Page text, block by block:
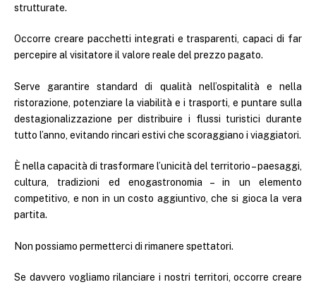
strutturate.
Occorre creare pacchetti integrati e trasparenti, capaci di far
percepire al visitatore il valore reale del prezzo pagato.
Serve garantire standard di qualità nell’ospitalità e nella
ristorazione, potenziare la viabilità e i trasporti, e puntare sulla
destagionalizzazione per distribuire i flussi turistici durante
tutto l’anno, evitando rincari estivi che scoraggiano i viaggiatori.
È nella capacità di trasformare l’unicità del territorio – paesaggi,
cultura, tradizioni ed enogastronomia – in un elemento
competitivo, e non in un costo aggiuntivo, che si gioca la vera
partita.
Non possiamo permetterci di rimanere spettatori.
Se davvero vogliamo rilanciare i nostri territori, occorre creare